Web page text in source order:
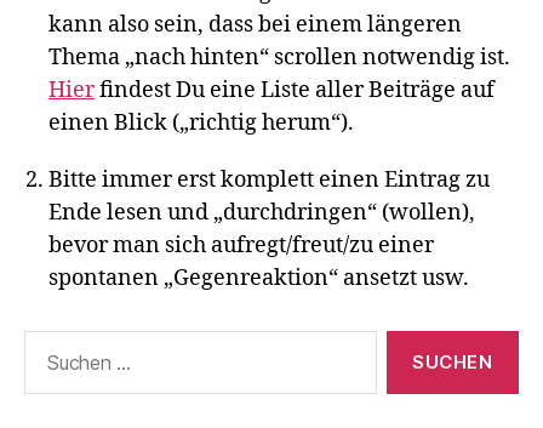
kann also sein, dass bei einem längeren
Thema „nach hinten“ scrollen notwendig ist.
Hierfindest Du eine Liste aller Beiträge auf
einen Blick („richtig herum“).
Bitte immer erst komplett einen Eintrag zu
Ende lesen und „durchdringen“ (wollen),
bevor man sich aufregt/freut/zu einer
spontanen „Gegenreaktion“ ansetzt usw.
nach: